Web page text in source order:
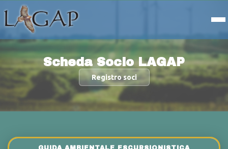
Scheda Socio LAGAP
Registro soci